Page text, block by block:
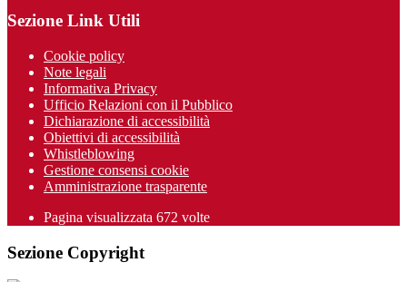
Sezione Link Utili
Cookie policy
Note legali
Informativa Privacy
Ufficio Relazioni con il Pubblico
Dichiarazione di accessibilità
Obiettivi di accessibilità
Whistleblowing
Gestione consensi cookie
Amministrazione trasparente
Pagina visualizzata 672 volte
Sezione Copyright